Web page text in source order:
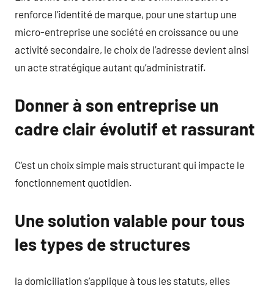
renforce l’identité de marque, pour une startup une
micro-entreprise une société en croissance ou une
activité secondaire, le choix de l’adresse devient ainsi
un acte stratégique autant qu’administratif.
Donner à son entreprise un
cadre clair évolutif et rassurant
C’est un choix simple mais structurant qui impacte le
fonctionnement quotidien.
Une solution valable pour tous
les types de structures
la domiciliation s’applique à tous les statuts, elles